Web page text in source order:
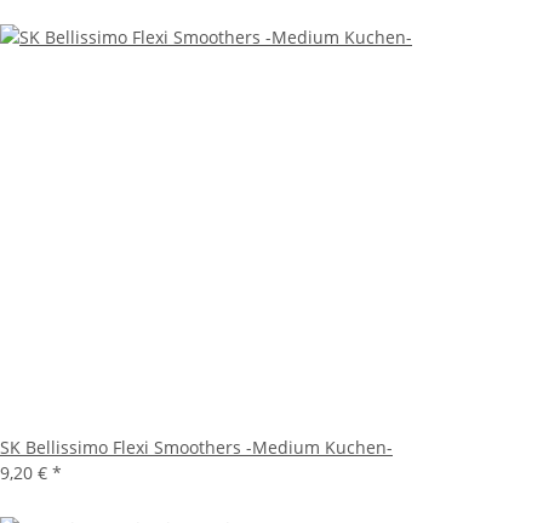
SK Bellissimo Flexi Smoothers -Medium Kuchen-
9,20 € *